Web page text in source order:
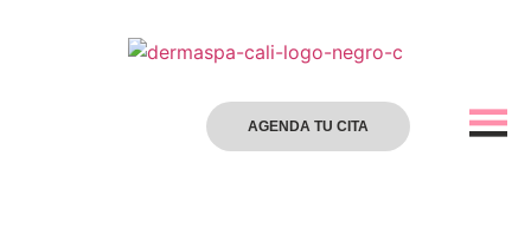
AGENDA TU CITA